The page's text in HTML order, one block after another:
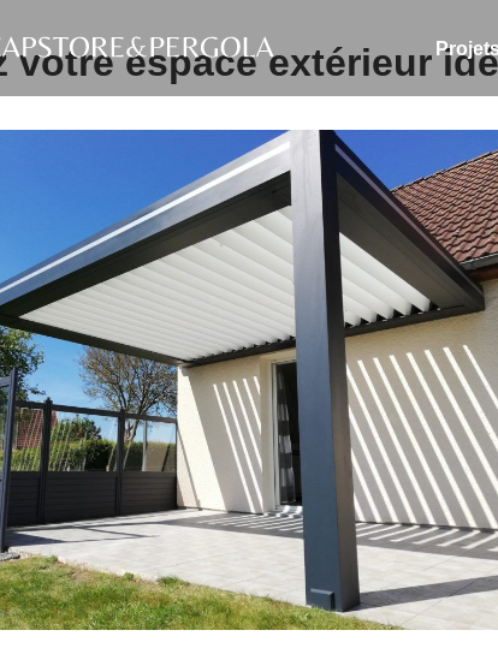
Capstore & Pergola
Projets
votre espace extérieur